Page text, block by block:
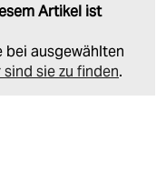
Artikel ist
ausgewählten
sind sie zu finden.